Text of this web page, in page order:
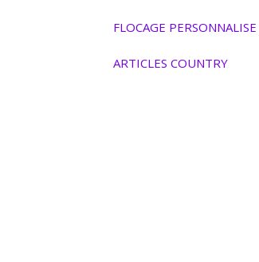
FLOCAGE PERSONNALISE
ARTICLES COUNTRY